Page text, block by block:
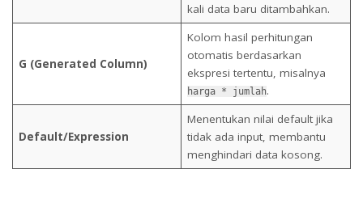
kali data baru ditambahkan.
G (Generated Column)
Kolom hasil perhitungan
otomatis berdasarkan
ekspresi tertentu, misalnya
harga * jumlah.
Default/Expression
Menentukan nilai default jika
tidak ada input, membantu
menghindari data kosong.